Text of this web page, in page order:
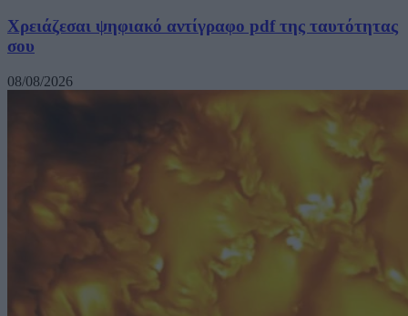
Χρειάζεσαι ψηφιακό αντίγραφο pdf της ταυτότητας
σου
08/08/2026